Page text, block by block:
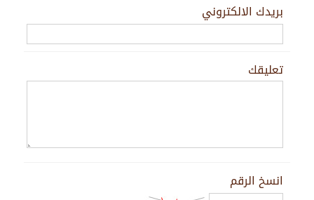
بريدك الالكتروني
تعليقك
انسخ الرقم